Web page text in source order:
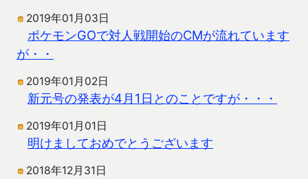
2019年01月03日
ポケモンGOで対人戦開始のCMが流れています
が・・
2019年01月02日
新元号の発表が4月1日とのことですが・・・
2019年01月01日
明けましておめでとうございます
2018年12月31日